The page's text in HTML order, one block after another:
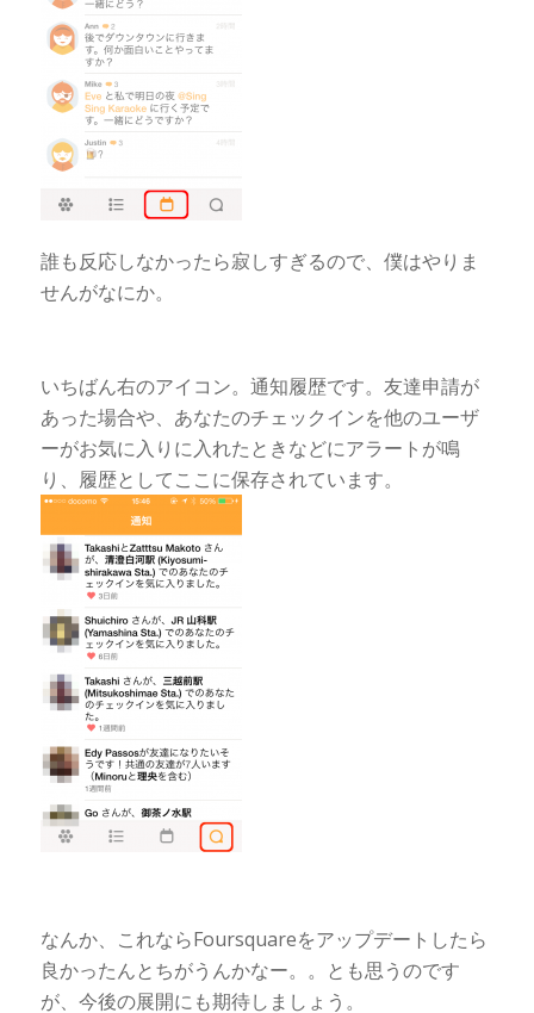
誰も反応しなかったら寂しすぎるので、僕はやりま
せんがなにか。
いちばん右のアイコン。通知履歴です。友達申請が
あった場合や、あなたのチェックインを他のユーザ
ーがお気に入りに入れたときなどにアラートが鳴
り、履歴としてここに保存されています。
なんか、これならFoursquareをアップデートしたら
良かったんとちがうんかなー。。とも思うのです
が、今後の展開にも期待しましょう。